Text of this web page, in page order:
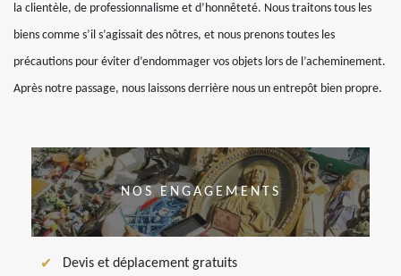
la clientèle, de professionnalisme et d’honnêteté. Nous traitons tous les
biens comme s’il s’agissait des nôtres, et nous prenons toutes les
précautions pour éviter d’endommager vos objets lors de l’acheminement.
Après notre passage, nous laissons derrière nous un entrepôt bien propre.
NOS ENGAGEMENTS
Devis et déplacement gratuits